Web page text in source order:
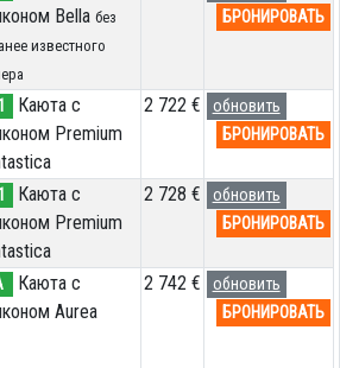
Bella без
известного
БРОНИРОВАТЬ
Каюта с
Premium
2 722 €
обновить
БРОНИРОВАТЬ
Каюта с
Premium
2 728 €
обновить
БРОНИРОВАТЬ
Каюта с
Aurea
2 742 €
обновить
БРОНИРОВАТЬ